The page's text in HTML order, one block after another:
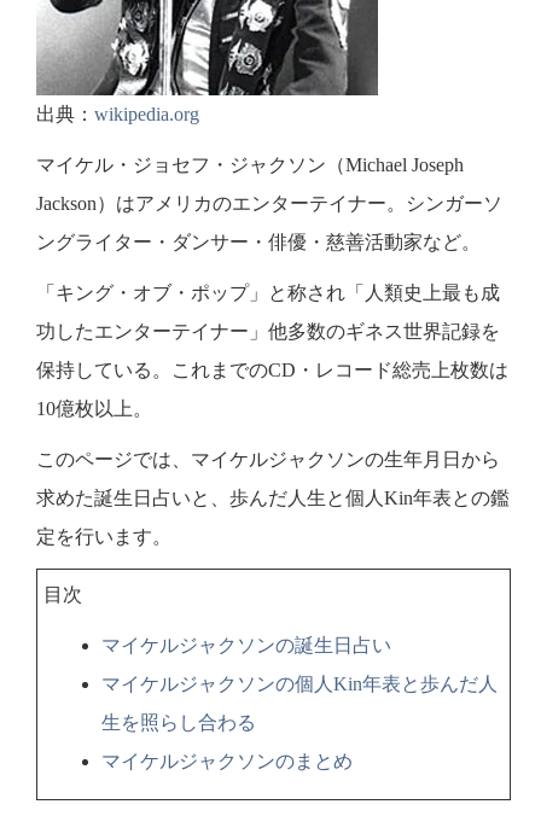
出典： wikipedia.org
マイケル・ジョセフ・ジャクソン（Michael Joseph
Jackson）はアメリカのエンターテイナー。シンガーソ
ングライター・ダンサー・俳優・慈善活動家など。
「キング・オブ・ポップ」と称され「人類史上最も成
功したエンターテイナー」他多数のギネス世界記録を
保持している。これまでのCD・レコード総売上枚数は
10億枚以上。
このページでは、マイケルジャクソンの生年月日から
求めた誕生日占いと、歩んだ人生と個人Kin年表との鑑
定を行います。
目次
マイケルジャクソンの誕生日占い
マイケルジャクソンの個人Kin年表と歩んだ人
生を照らし合わる
マイケルジャクソンのまとめ